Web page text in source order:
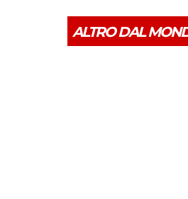
ALTRO DAL